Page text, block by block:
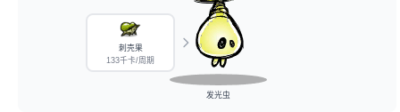
刺壳果
133千卡/周期
发光虫